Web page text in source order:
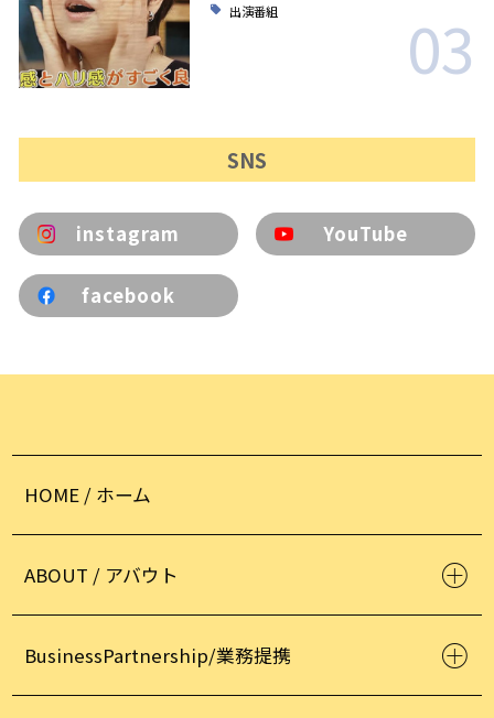
出演番組 03
SNS
instagram YouTube
facebook
HOME / ホーム
ABOUT / アバウト
BusinessPartnership/業務提携